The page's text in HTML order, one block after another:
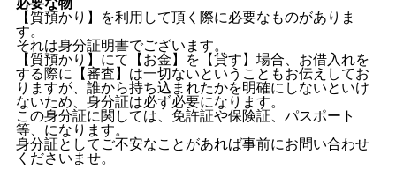
【質預かり】を利用して頂く際に必要なものがありま
す。
それは身分証明書でございます。
【質預かり】にて【お金】を【貸す】場合、お借入れを
する際に【審査】は一切ないということもお伝えしてお
りますが、誰から持ち込まれたかを明確にしないといけ
ないため、身分証は必ず必要になります。
この身分証に関しては、免許証や保険証、パスポート
等、になります。
身分証としてご不安なことがあれば事前にお問い合わせ
くださいませ。